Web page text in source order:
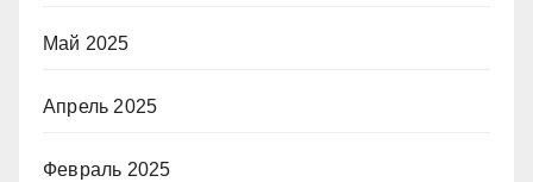
Май 2025
Апрель 2025
Февраль 2025